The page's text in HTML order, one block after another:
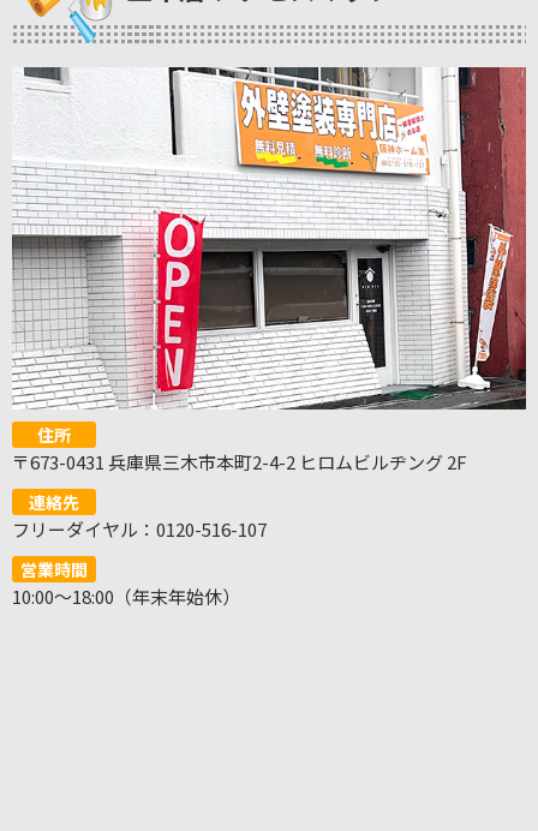
住所
〒673-0431 兵庫県三木市本町2-4-2 ヒロムビルヂング 2F
連絡先
フリーダイヤル：0120-516-107
営業時間
10:00～18:00（年末年始休）